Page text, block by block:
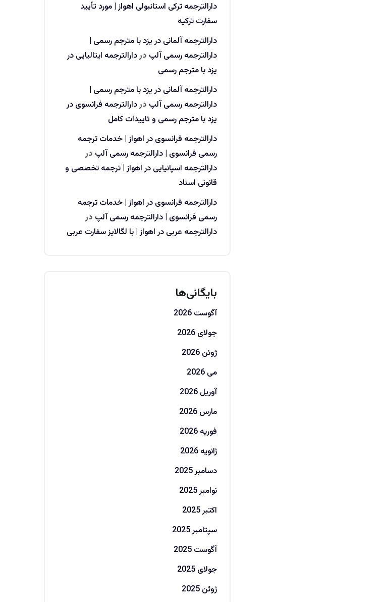
دارالترجمه ترکی استانبولی اهواز | مورد تأیید
سفارت ترکیه
دارالترجمه آلمانی در یزد با مترجم رسمی |
دارالترجمه رسمی آلپ دردارالترجمه ایتالیایی در
یزد با مترجم رسمی
دارالترجمه آلمانی در یزد با مترجم رسمی |
دارالترجمه رسمی آلپ دردارالترجمه فرانسوی در
یزد با مترجم رسمی و تاییدات کامل
دارالترجمه فرانسوی در اهواز | خدمات ترجمه
رسمی فرانسوی | دارالترجمه رسمی آلپ در
دارالترجمه اسپانیایی در اهواز | ترجمه تخصصی و
قانونی اسناد
دارالترجمه فرانسوی در اهواز | خدمات ترجمه
رسمی فرانسوی | دارالترجمه رسمی آلپ در
دارالترجمه عربی در اهواز | با لگالایز سفارت عربی
بایگانی‌ها
آگوست 2026
جولای 2026
ژوئن 2026
می 2026
آوریل 2026
مارس 2026
فوریه 2026
ژانویه 2026
دسامبر 2025
نوامبر 2025
اکتبر 2025
سپتامبر 2025
آگوست 2025
جولای 2025
ژوئن 2025